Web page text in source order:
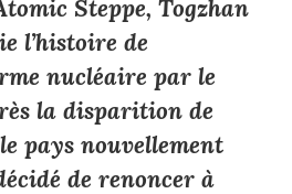
Steppe, Togzhan
l’histoire de
nucléaire par le
la disparition de
le pays nouvellement
de renoncer à